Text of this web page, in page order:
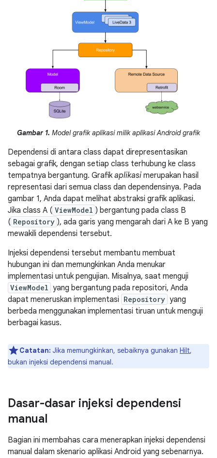
Gambar 1. Model grafik aplikasi milik aplikasi Android grafik
Dependensi di antara class dapat direpresentasikan
sebagai grafik, dengan setiap class terhubung ke class
tempatnya bergantung. Grafik aplikasi merupakan hasil
representasi dari semua class dan dependensinya. Pada
gambar 1, Anda dapat melihat abstraksi grafik aplikasi.
Jika class A ( ViewModel ) bergantung pada class B
( Repository ), ada garis yang mengarah dari A ke B yang
mewakili dependensi tersebut.
Injeksi dependensi tersebut membantu membuat
hubungan ini dan memungkinkan Anda menukar
implementasi untuk pengujian. Misalnya, saat menguji
ViewModel yang bergantung pada repositori, Anda
dapat meneruskan implementasi Repository yang
berbeda menggunakan implementasi tiruan untuk menguji
berbagai kasus.
Catatan: Jika memungkinkan, sebaiknya gunakan Hilt,
bukan injeksi dependensi manual.
Dasar-dasar injeksi dependensi
manual
Bagian ini membahas cara menerapkan injeksi dependensi
manual dalam skenario aplikasi Android yang sebenarnya.